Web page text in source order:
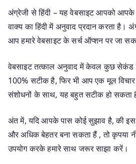
अंग्रेजी से हिंदी – यह वेबसाइट आपको आपके
वाक्य का हिंदी में अनुवाद प्रदान करता है।
आप हमारे वेबसाइट के सर्च ऑप्शन पर जा
वेबसाइट तत्काल अनुवाद में केवल कुछ सेकंड
100% सटीक है, फिर भी आप एक मूल
संशोधनों के साथ, यह बहुत सटीक हो सकता
अंत में, यदि आपके पास कोई सुझाव है, की
और अधिक बेहतर बना सकता हैं , तो कृपया
उपयोग करके हमारे साथ जरूर साझा करें।